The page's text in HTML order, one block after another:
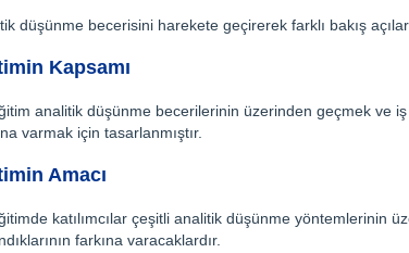
düşünme becerisini harekete geçirerek farklı bakış
Kapsamı
analitik düşünme becerilerinin üzerinden geçmek ve iş
varmak için tasarlanmıştır.
Amacı
katılımcılar çeşitli analitik düşünme yöntemlerinin
farkına varacaklardır.